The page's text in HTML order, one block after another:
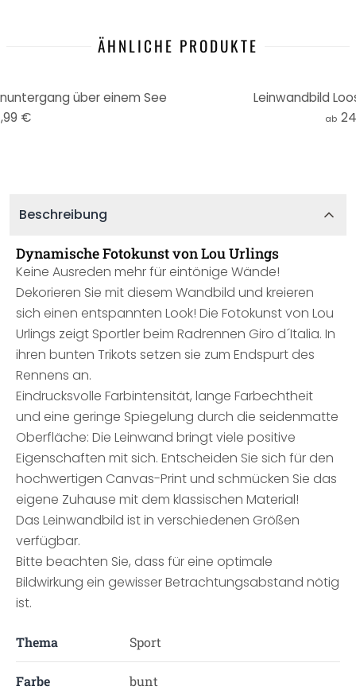
ÄHNLICHE PRODUKTE
über einem See
€
Leinwandbild
ab
Beschreibung
Dynamische Fotokunst von Lou Urlings
Keine Ausreden mehr für eintönige Wände!
Dekorieren Sie mit diesem Wandbild und kreieren
sich einen entspannten Look! Die Fotokunst von Lou
Urlings zeigt Sportler beim Radrennen Giro d´Italia. In
ihren bunten Trikots setzen sie zum Endspurt des
Rennens an.
Eindrucksvolle Farbintensität, lange Farbechtheit
und eine geringe Spiegelung durch die seidenmatte
Oberfläche: Die Leinwand bringt viele positive
Eigenschaften mit sich. Entscheiden Sie sich für den
hochwertigen Canvas-Print und schmücken Sie das
eigene Zuhause mit dem klassischen Material!
Das Leinwandbild ist in verschiedenen Größen
verfügbar.
Bitte beachten Sie, dass für eine optimale
Bildwirkung ein gewisser Betrachtungsabstand nötig
ist.
Thema Sport
Farbe bunt